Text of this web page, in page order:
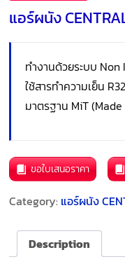
แอร์ผนัง
ทำงานด้วยระบบ
ใช้สารทำความเย็น
มาตรฐาน MiT
ขอใบเสนอราคา
Category: แอร์ผนัง
Description